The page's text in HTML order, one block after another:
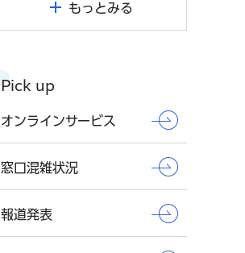
もっとみる
Pick up
オンラインサービス
窓口混雑状況
報道発表